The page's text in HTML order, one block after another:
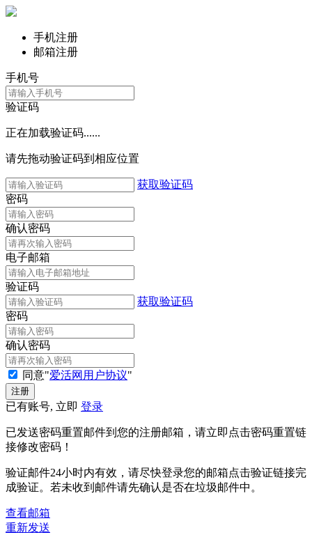
手机注册
邮箱注册
手机号
验证码
正在加载验证码......
请先拖动验证码到相应位置
获取验证码
密码
确认密码
电子邮箱
验证码
获取验证码
密码
确认密码
同意"爱活网用户协议"
已有账号, 立即 登录
已发送密码重置邮件到您的注册邮箱，请立即点击密码重置链
接修改密码！
验证邮件24小时内有效，请尽快登录您的邮箱点击验证链接完
成验证。若未收到邮件请先确认是否在垃圾邮件中。
查看邮箱
重新发送